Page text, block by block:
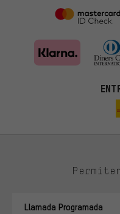
Llamada Programada
ti. Las cookies de